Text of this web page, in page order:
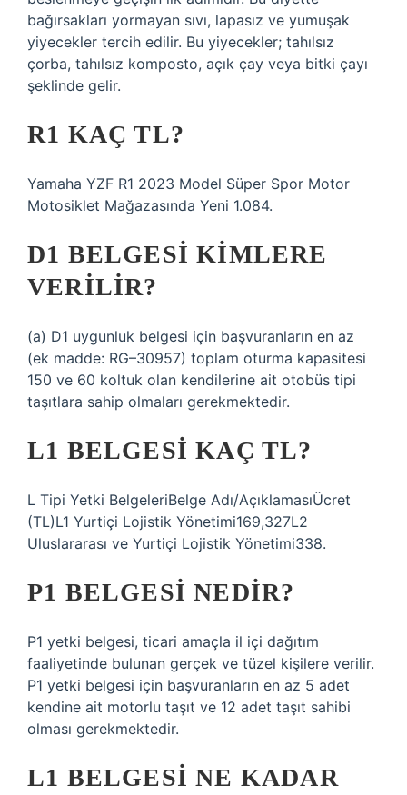
bağırsakları yormayan sıvı, lapasız ve yumuşak
yiyecekler tercih edilir. Bu yiyecekler; tahılsız
çorba, tahılsız komposto, açık çay veya bitki çayı
şeklinde gelir.
R1 KAÇ TL?
Yamaha YZF R1 2023 Model Süper Spor Motor
Motosiklet Mağazasında Yeni 1.084.
D1 BELGESI KIMLERE
VERILIR?
(a) D1 uygunluk belgesi için başvuranların en az
(ek madde: RG–30957) toplam oturma kapasitesi
150 ve 60 koltuk olan kendilerine ait otobüs tipi
taşıtlara sahip olmaları gerekmektedir.
L1 BELGESI KAÇ TL?
L Tipi Yetki BelgeleriBelge Adı/AçıklamasıÜcret
(TL)L1 Yurtiçi Lojistik Yönetimi169,327L2
Uluslararası ve Yurtiçi Lojistik Yönetimi338.
P1 BELGESI NEDIR?
P1 yetki belgesi, ticari amaçla il içi dağıtım
faaliyetinde bulunan gerçek ve tüzel kişilere verilir.
P1 yetki belgesi için başvuranların en az 5 adet
kendine ait motorlu taşıt ve 12 adet taşıt sahibi
olması gerekmektedir.
L1 BELGESI NE KADAR